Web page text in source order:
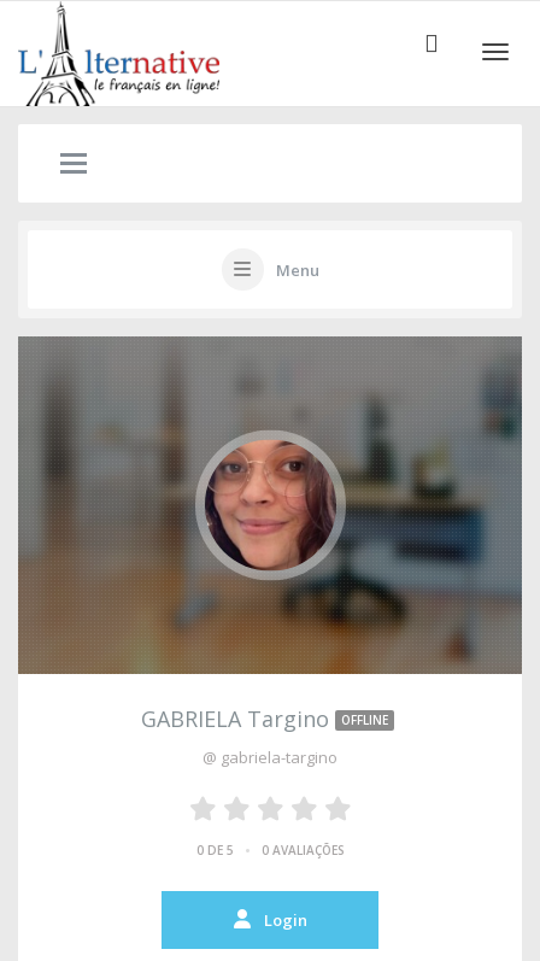
Menu
GABRIELA Targino OFFLINE
@ gabriela-targino
0 DE 5 • 0 AVALIAÇÕES
Login